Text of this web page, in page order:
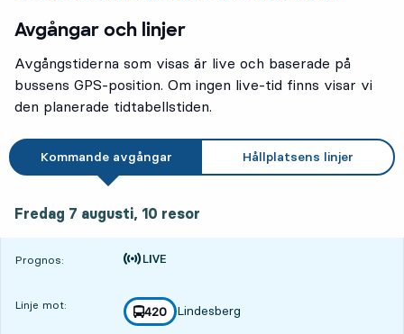
Avgångar och linjer
Avgångstiderna som visas är live och baserade på
bussens GPS-position. Om ingen live-tid finns visar vi
den planerade tidtabellstiden.
Kommande avgångar Hållplatsens linjer
Fredag 7 augusti, 10 resor
Prognos:
Tiden är prognos
Linje mot: linje
420
mot
Lindesberg
,